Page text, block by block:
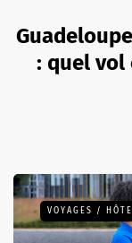
: quel
VOYAGES /